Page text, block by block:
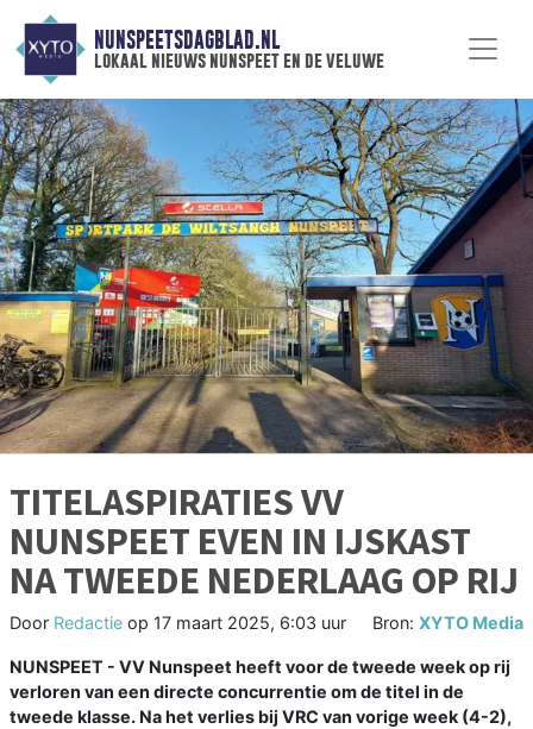
NUNSPEETSDAGBLAD.NL
lokaal nieuws nunspeet en de veluwe
TITELASPIRATIES VV
NUNSPEET EVEN IN IJSKAST
NA TWEEDE NEDERLAAG OP RIJ
Door Redactie op 17 maart 2025, 6:03 uur Bron: XYTO Media
NUNSPEET - VV Nunspeet heeft voor de tweede week op rij
verloren van een directe concurrentie om de titel in de
tweede klasse. Na het verlies bij VRC van vorige week (4-2),